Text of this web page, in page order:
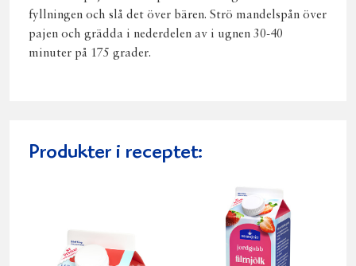
fyllningen och slå det över bären. Strö mandelspån över
pajen och grädda i nederdelen av i ugnen 30-40
minuter på 175 grader.
Produkter i receptet: